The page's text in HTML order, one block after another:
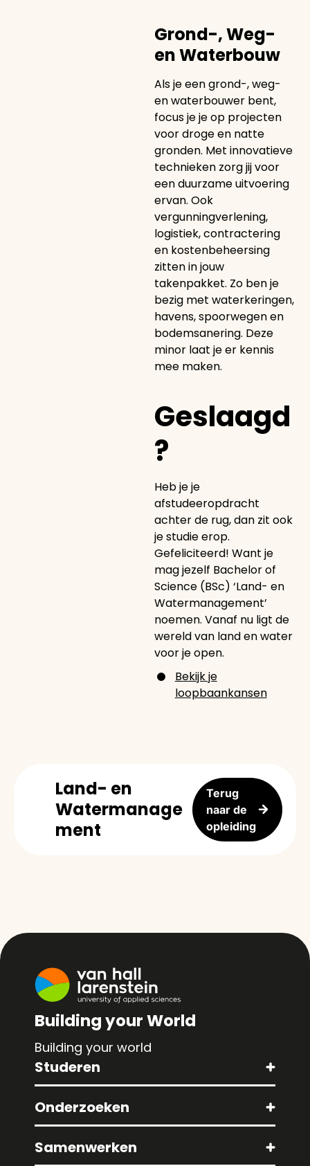
Grond-, Weg-
en Waterbouw
Als je een grond-, weg-
en waterbouwer bent,
focus je je op projecten
voor droge en natte
gronden. Met innovatieve
technieken zorg jij voor
een duurzame uitvoering
ervan. Ook
vergunningverlening,
logistiek, contractering
en kostenbeheersing
zitten in jouw
takenpakket. Zo ben je
bezig met waterkeringen,
havens, spoorwegen en
bodemsanering. Deze
minor laat je er kennis
mee maken.
Geslaagd
?
Heb je je
afstudeeropdracht
achter de rug, dan zit ook
je studie erop.
Gefeliciteerd! Want je
mag jezelf Bachelor of
Science (BSc) ‘Land- en
Watermanagement’
noemen. Vanaf nu ligt de
wereld van land en water
voor je open.
Bekijk je
loopbaankansen
Land- en
Watermanage
ment
Terug
naar de
opleiding
Building your World
Building your world
Studeren
Onderzoeken
Samenwerken